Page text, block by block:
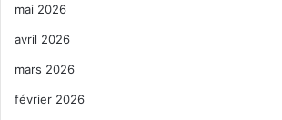
mai 2026
avril 2026
mars 2026
février 2026